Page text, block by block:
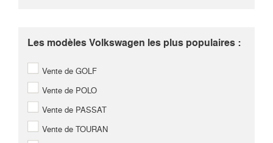
Les modèles Volkswagen les plus populaires :
Vente de GOLF
Vente de POLO
Vente de PASSAT
Vente de TOURAN